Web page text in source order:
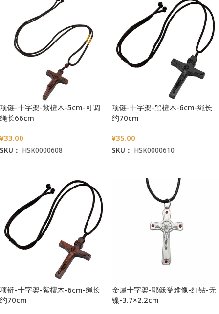
项链-十字架-紫檀木-5cm-可调
绳长66cm
¥33.00
SKU： HSK0000608
项链-十字架-黑檀木-6cm-绳长
约70cm
¥35.00
SKU： HSK0000610
项链-十字架-紫檀木-6cm-绳长
约70cm
金属十字架-耶稣受难像-红钻-无
镍-3.7×2.2cm